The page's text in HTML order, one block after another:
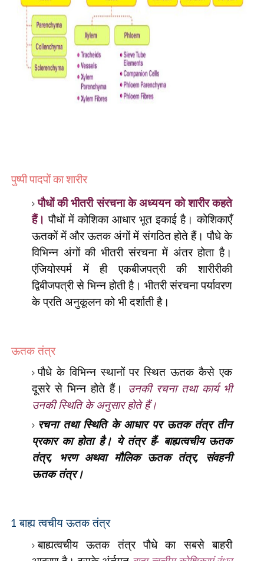
पुष्पी पादपों का शारीर
पौधों की भीतरी संरचना के अध्ययन को शारीर कहते
हैं। पौधों में कोशिका आधार भूत इकाई है। कोशिकाएँ
ऊतकों में और ऊतक अंगों में संगठित होते हैं। पौधे के
विभिन्न अंगों की भीतरी संरचना में अंतर होता है।
एंजियोस्पर्म में ही एकबीजपत्री की शारीरीकी
द्विबीजपत्री से भिन्न होती है। भीतरी संरचना पर्यावरण
के प्रति अनुकूलन को भी दर्शाती है।
ऊतक तंत्र
पौधे के विभिन्न स्थानों पर स्थित ऊतक कैसे एक
दूसरे से भिन्न होते हैं। उनकी रचना तथा कार्य भी
उनकी स्थिति के अनुसार होते हैं।
रचना तथा स्थिति के आधार पर ऊतक तंत्र तीन
प्रकार का होता है। ये तंत्र हैं- बाह्यत्वचीय ऊतक
तंत्र, भरण अथवा मौलिक ऊतक तंत्र, संवहनी
ऊतक तंत्र।
1 बाह्य त्वचीय ऊतक तंत्र
बाह्यत्वचीय ऊतक तंत्र पौधे का सबसे बाहरी